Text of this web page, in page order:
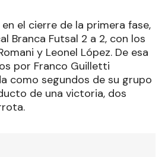
el cierre de la primera fase,
Branca Futsal 2 a 2, con los
y Leonel López. De esa
por Franco Guilletti
como segundos de su grupo
de una victoria, dos